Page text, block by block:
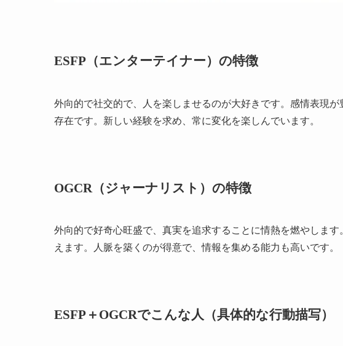
ESFP（エンターテイナー）の特徴
外向的で社交的で、人を楽しませるのが大好きです。感情表現
存在です。新しい経験を求め、常に変化を楽しんでいます。
OGCR（ジャーナリスト）の特徴
外向的で好奇心旺盛で、真実を追求することに情熱を燃やしま
えます。人脈を築くのが得意で、情報を集める能力も高いです。
ESFP＋OGCRでこんな人（具体的な行動描写）